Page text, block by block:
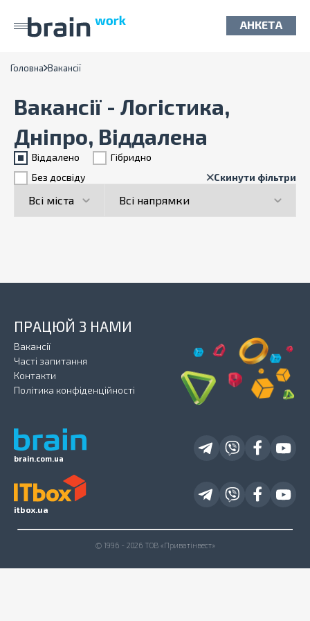
АНКЕТА
Головна Вакансії
Вакансії - Логістика,
Дніпро, Віддалена
Віддалено
Гiбридно
Без досвіду
Скинути фільтри
brain.com.ua
ПРАЦЮЙ З НАМИ
Вакансії
Часті запитання
Контакти
Політика конфіденційності
itbox.ua
© 1996 - 2026 ТОВ «Приватінвест»